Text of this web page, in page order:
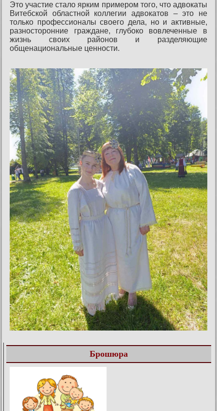
Это участие стало ярким примером того, что адвокаты
Витебской областной коллегии адвокатов – это не
только профессионалы своего дела, но и активные,
разносторонние граждане, глубоко вовлеченные в
жизнь своих районов и разделяющие
общенациональные ценности.
Брошюра